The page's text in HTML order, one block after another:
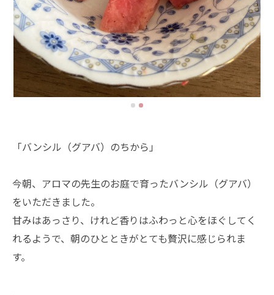
「バンシル（グアバ）のちから」
今朝、アロマの先生のお庭で育ったバンシル（グアバ）
をいただきました。
甘みはあっさり、けれど香りはふわっと心をほぐしてく
れるようで、朝のひとときがとても贅沢に感じられま
す。